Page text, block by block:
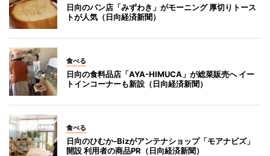
日向のパン店「みずわき」がモーニング 厚切りトース
トが人気（日向経済新聞）
食べる
日向の食料品店「AYA-HIMUCA」が総菜販売へ イー
トインコーナーも新設（日向経済新聞）
食べる
日向のひむか-Bizがアンテナショップ「モアナビズ」
開設 利用者の商品PR（日向経済新聞）